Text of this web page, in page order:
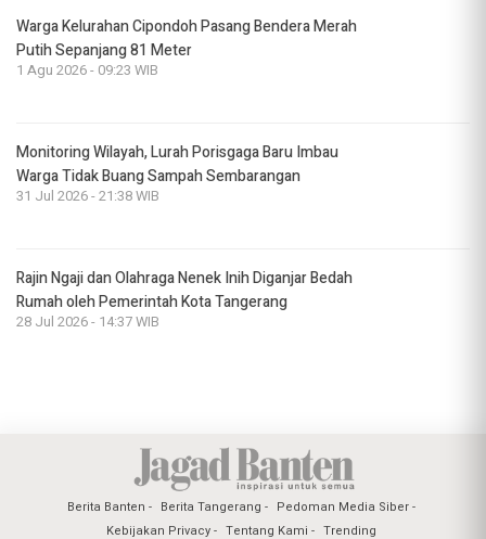
Warga Kelurahan Cipondoh Pasang Bendera Merah
Putih Sepanjang 81 Meter
1 Agu 2026 - 09:23 WIB
Monitoring Wilayah, Lurah Porisgaga Baru Imbau
Warga Tidak Buang Sampah Sembarangan
31 Jul 2026 - 21:38 WIB
Rajin Ngaji dan Olahraga Nenek Inih Diganjar Bedah
Rumah oleh Pemerintah Kota Tangerang
28 Jul 2026 - 14:37 WIB
Berita Banten Berita Tangerang
Pedoman Media Siber
Kebijakan Privacy
Tentang Kami Trending